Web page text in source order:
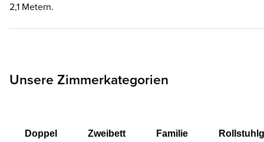
2,1 Metern.
Unsere Zimmerkategorien
Doppel Zweibett Familie